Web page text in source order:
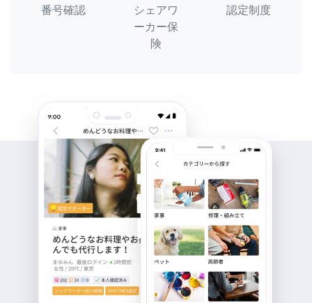
番号確認
シェアワ
ーカー保
険
認定制度